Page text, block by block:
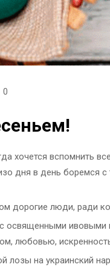
0
хочется вспомнить
дня в день боремся с
дорогие люди, ради
с освященными
любовью,
лозы на украинский